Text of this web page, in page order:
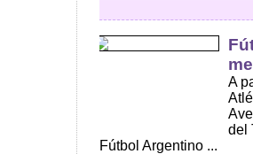
A
del
Fútbol Argentino ...